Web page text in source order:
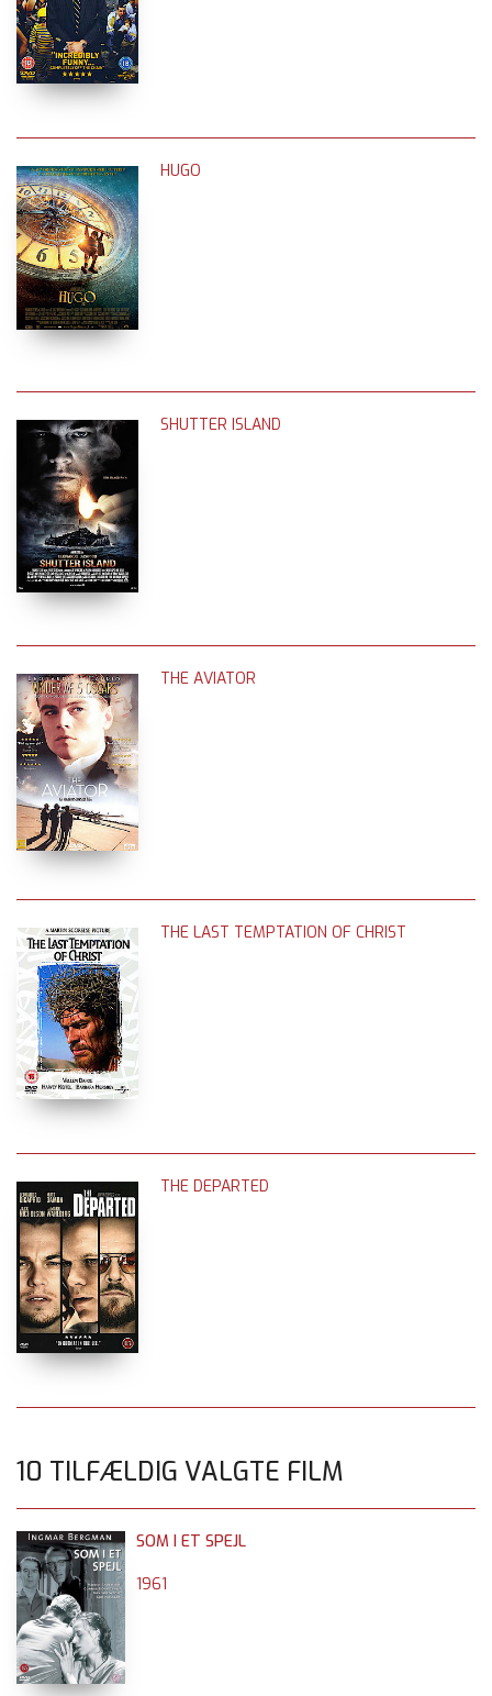
HUGO
SHUTTER ISLAND
THE AVIATOR
THE LAST TEMPTATION OF CHRIST
THE DEPARTED
10 TILFÆLDIG VALGTE FILM
SOM I ET SPEJL
1961